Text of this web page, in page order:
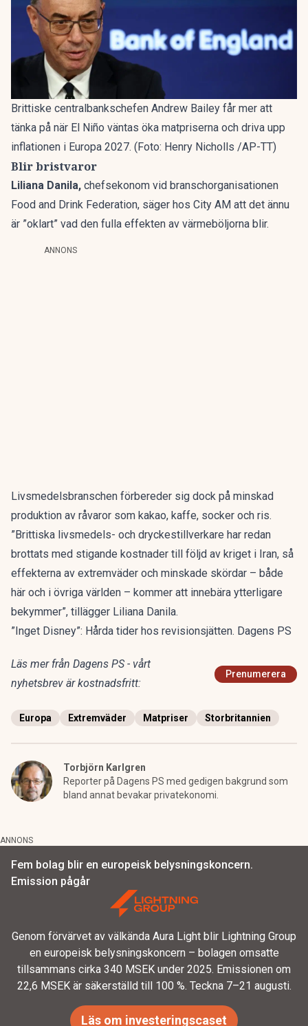
Brittiske centralbankschefen Andrew Bailey får mer att
tänka på när El Niño väntas öka matpriserna och driva upp
inflationen i Europa 2027. (Foto: Henry Nicholls /AP-TT)
Blir bristvaror
Liliana Danila, chefsekonom vid branschorganisationen
Food and Drink Federation, säger hos City AM att det ännu
är ”oklart” vad den fulla effekten av värmeböljorna blir.
ANNONS
Livsmedelsbranschen förbereder sig dock på minskad
produktion av råvaror som kakao, kaffe, socker och ris.
”Brittiska livsmedels- och dryckestillverkare har redan
brottats med stigande kostnader till följd av kriget i Iran, så
effekterna av extremväder och minskade skördar – både
här och i övriga världen – kommer att innebära ytterligare
bekymmer”, tillägger Liliana Danila.
”Inget Disney”: Hårda tider hos revisionsjätten. Dagens PS
Läs mer från Dagens PS - vårt
nyhetsbrev är kostnadsfritt:
Prenumerera
Europa Extremväder Matpriser Storbritannien
Torbjörn Karlgren
Reporter på Dagens PS med gedigen bakgrund som
bland annat bevakar privatekonomi.
ANNONS
Fem bolag blir en europeisk belysningskoncern.
Emission pågår
Genom förvärvet av välkända Aura Light blir Lightning Group
en europeisk belysningskoncern – bolagen omsatte
tillsammans cirka 340 MSEK under 2025. Emissionen om
22,6 MSEK är säkerställd till 100 %. Teckna 7–21 augusti.
Läs om investeringscaset